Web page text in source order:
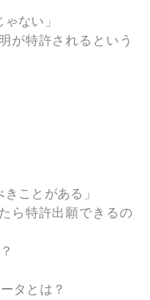
ない」
が特許されるという
ことがある」
ら特許出願できるの
タとは？